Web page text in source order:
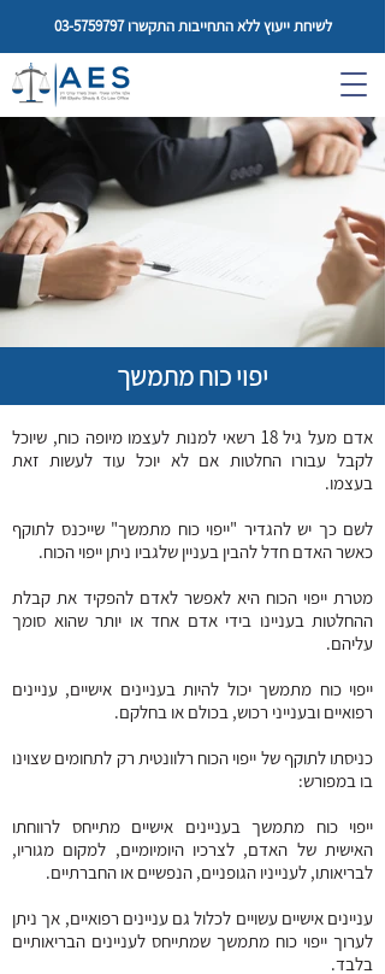
לשיחת ייעוץ ללא התחייבות התקשרו03-5759797
אדם מעל גיל 18 רשאי למנות לעצמו מיופה כוח, שיוכל
לקבל עבורו החלטות אם לא יוכל עוד לעשות זאת
בעצמו.
לשם כך יש להגדיר "ייפוי כוח מתמשך" שייכנס לתוקף
כאשר האדם חדל להבין בעניין שלגביו ניתן ייפוי הכוח.
מטרת ייפוי הכוח היא לאפשר לאדם להפקיד את קבלת
ההחלטות בעניינו בידי אדם אחד או יותר שהוא סומך
עליהם.
ייפוי כוח מתמשך יכול להיות בעניינים אישיים, עניינים
רפואיים ובענייני רכוש, בכולם או בחלקם.
כניסתו לתוקף של ייפוי הכוח רלוונטית רק לתחומים שצוינו
בו במפורש:
ייפוי כוח מתמשך בעניינים אישיים מתייחס לרווחתו
האישית של האדם, לצרכיו היומיומיים, למקום מגוריו,
לבריאותו, לענייניו הגופניים, הנפשיים או החברתיים.
עניינים אישיים עשויים לכלול גם עניינים רפואיים, אך ניתן
לערוך ייפוי כוח מתמשך שמתייחס לעניינים הבריאותיים
בלבד.
יפוי כוח מתמשך